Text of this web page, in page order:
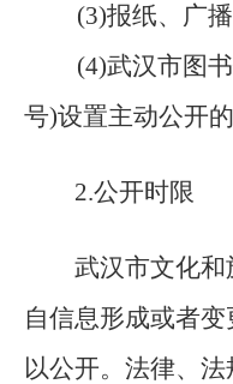
(3)报纸、广播
(4)武汉市图书
号)设置主动公开
2.公开时限
武汉市文化和
自信息形成或者变
以公开。法律、